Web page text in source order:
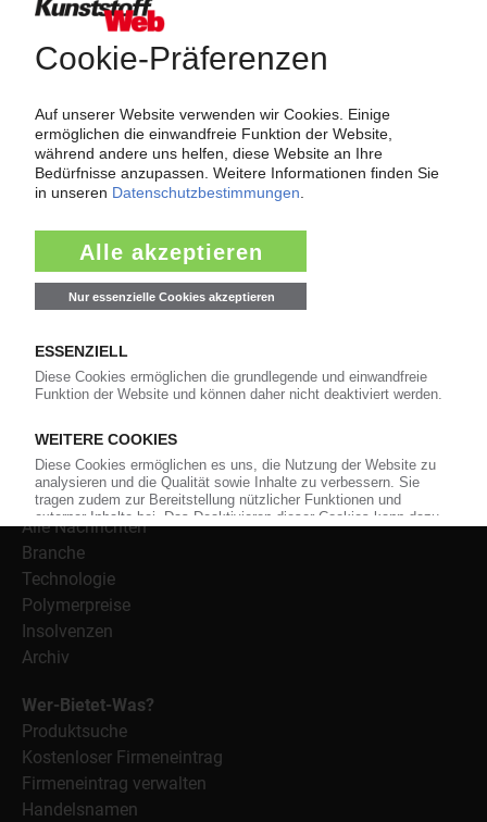
Über das KunststoffWeb
Als einer der Internet-Pioniere der Kunststoffindustrie
und Führungskräfte der Branche mit täglichen
Nachrichten rund um das Thema "Kunststoffe". Im Fokus
der Berichterstattung ist dabei die Preisentwicklung für
Material, Anwendungen und Verpackungen.
Weiterhin bietet das KunststoffWeb geeignete
Informationen wie Handelsnamen und Veranstaltungen.
Nachrichten
Alle Nachrichten
Branche
Technologie
Polymerpreise
Insolvenzen
Archiv
Wer-Bietet-Was?
Produktsuche
Kostenloser Firmeneintrag
Firmeneintrag verwalten
Handelsnamen